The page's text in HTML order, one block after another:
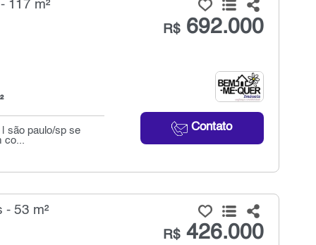
117 m²
R$692.000
Contato
são paulo/sp se
co...
53 m²
R$426.000